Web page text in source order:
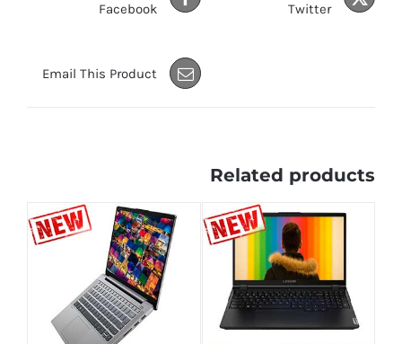
Facebook
Twitter
Email This Product
Related products